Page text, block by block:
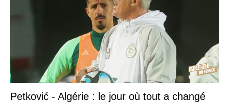
Petković - Algérie : le jour où tout a changé